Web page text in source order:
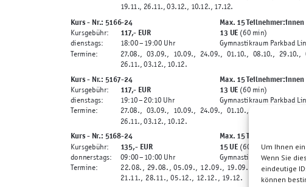
Um Ihnen
Wenn Sie
eindeutige
können
19.11., 26.11., 03.12., 10.12., 17.12.
Kurs - Nr.: 5166-24
Max. 15 Teilnehmer:innen
Kursgebühr:
117, - EUR 13 UE (60 min)
dienstags:
18:00– 19:00 Uhr
Gymnastikraum Parkbad
Termine:
27.08., 03.09., 10.09., 24.09., 01.10., 08.10., 29.10., 05.11.,
26.11., 03.12., 10.12.
Kurs - Nr.: 5167-24
Max. 15 Teilnehmer:innen
Kursgebühr:
117, - EUR 13 UE (60 min)
dienstags:
19:10– 20:10 Uhr
Gymnastikraum Parkbad
Termine:
27.08., 03.09., 10.09., 24.09., 01.10., 08.10., 29.10., 05.11.,
26.11., 03.12., 10.12.
Kurs - Nr.: 5168-24
Max. 15 Teilnehmer:innen
Kursgebühr:
135,- EUR 15 UE (60 min)
donnerstags:
09:00– 10:00 Uhr
Gymnastikraum Parkbad
Termine:
22.08., 29.08., 05.09., 12.09., 19.09., 26.09., 10.10.,
21.11., 28.11., 05.12., 12.12., 19.12.